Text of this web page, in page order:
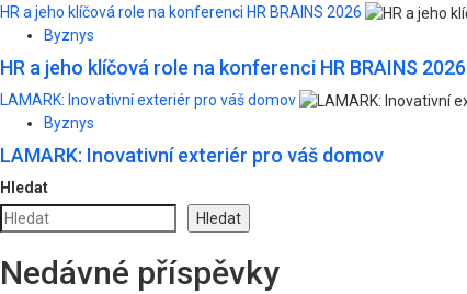
HR a jeho klíčová role na konferenci HR BRAINS 2026
Byznys
HR a jeho klíčová role na konferenci HR BRAINS 2026
LAMARK: Inovativní exteriér pro váš domov
Byznys
LAMARK: Inovativní exteriér pro váš domov
Hledat
Hledat
Nedávné příspěvky